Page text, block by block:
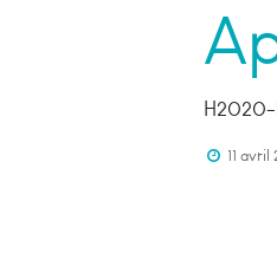
11 avril